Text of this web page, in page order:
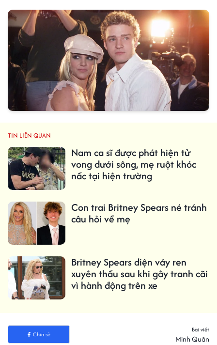
TIN LIÊN QUAN
Nam ca sĩ được phát hiện tử
vong dưới sông, mẹ ruột khóc
nấc tại hiện trường
Con trai Britney Spears né tránh
câu hỏi về mẹ
Britney Spears diện váy ren
xuyên thấu sau khi gây tranh cãi
vì hành động trên xe
Chia sẻ
Bài viết
Minh Quân